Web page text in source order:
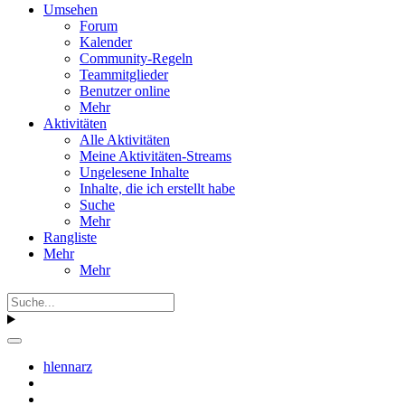
Umsehen
Forum
Kalender
Community-Regeln
Teammitglieder
Benutzer online
Mehr
Aktivitäten
Alle Aktivitäten
Meine Aktivitäten-Streams
Ungelesene Inhalte
Inhalte, die ich erstellt habe
Suche
Mehr
Rangliste
Mehr
Mehr
hlennarz